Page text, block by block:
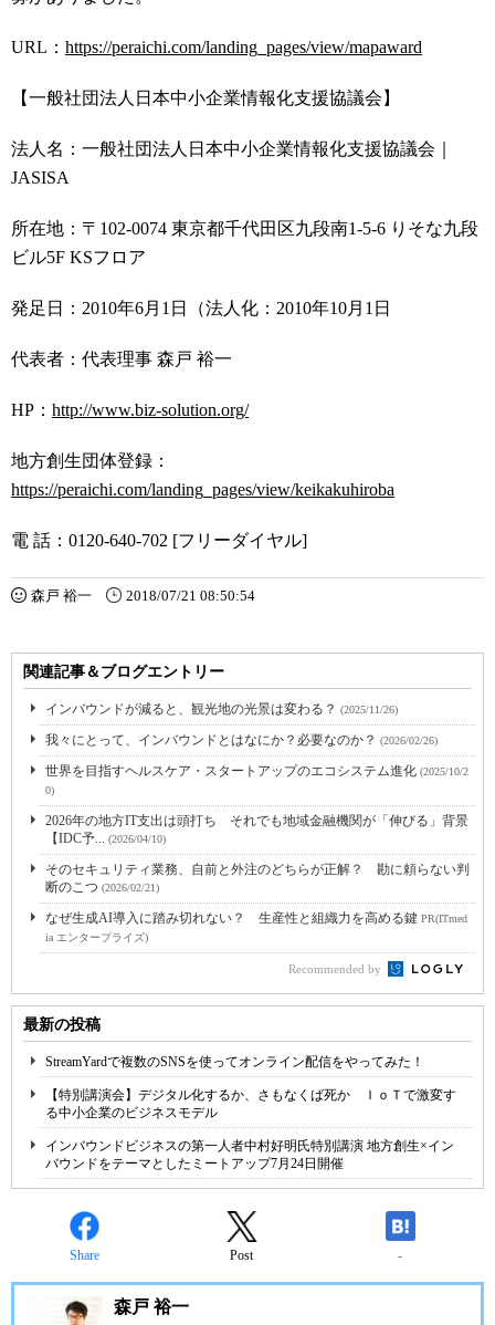
URL： https://peraichi.com/landing_pages/view/mapaward
【一般社団法人日本中小企業情報化支援協議会】
法人名：一般社団法人日本中小企業情報化支援協議会｜
JASISA
所在地：〒102-0074 東京都千代田区九段南1-5-6 りそな九段
ビル5F KSフロア
発足日：2010年6月1日（法人化：2010年10月1日
代表者：代表理事 森戸 裕一
HP： http://www.biz-solution.org/
地方創生団体登録：
https://peraichi.com/landing_pages/view/keikakuhiroba
電 話：0120-640-702 [フリーダイヤル]
森戸 裕一 2018/07/21 08:50:54
関連記事＆ブログエントリー
インバウンドが減ると、観光地の光景は変わる？ (2025/11/26)
我々にとって、インバウンドとはなにか？必要なのか？ (2026/02/26)
世界を目指すヘルスケア・スタートアップのエコシステム進化 (2025/10/2
0)
2026年の地方IT支出は頭打ち それでも地域金融機関が「伸びる」背景
【IDC予...
(2026/04/10)
そのセキュリティ業務、自前と外注のどちらが正解？ 勘に頼らない判
断のこつ (2026/02/21)
なぜ生成AI導入に踏み切れない？ 生産性と組織力を高める鍵 PR(ITmed
ia エンタープライズ)
Recommended by
最新の投稿
StreamYardで複数のSNSを使ってオンライン配信をやってみた！
【特別講演会】デジタル化するか、さもなくば死か ＩｏＴで激変す
る中小企業のビジネスモデル
インバウンドビジネスの第一人者中村好明氏特別講演 地方創生×イン
バウンドをテーマとしたミートアップ7月24日開催
Share Post -
森戸 裕一